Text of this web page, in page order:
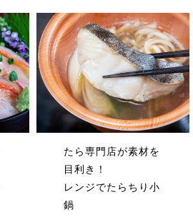
たら専門店が素材を
目利き！
レンジでたらちり小
鍋